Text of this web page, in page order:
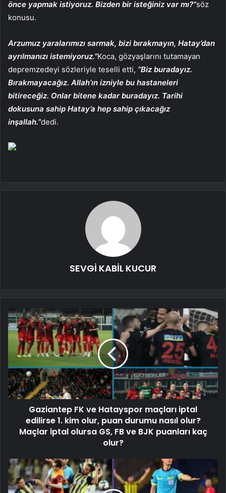
önce yapmak istiyoruz. Bizden bir isteğiniz var mı?”söz
konusu.
Arzumuz yaralarımızı sarmak, bizi bırakmayın, Hatay’dan
ayrılmanızı istemiyoruz.”Koca, gözyaşlarını tutamayan
depremzedeyi sözleriyle teselli etti, “Biz buradayız.
Bırakmayacağız. Allah’ın izniyle bu hastaneleri
bitireceğiz. Onlar bitene kadar buradayız. Tarihi
dokusuna sahip Hatay’a hep sahip çıkacağız
inşallah.”dedi.
SEVGİ KABİL KUCUR
Gaziantep FK ve Hatayspor maçları iptal
edilirse 1. kim olur, puan durumu nasıl olur?
Maçlar iptal olursa GS, FB ve BJK puanları kaç
olur?